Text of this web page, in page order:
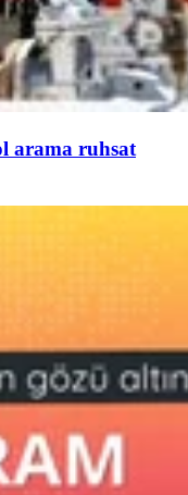
arama ruhsat